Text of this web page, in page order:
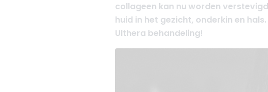
collageen kan nu worden
huid in het gezicht, onderkin en
Ulthera behandeling!